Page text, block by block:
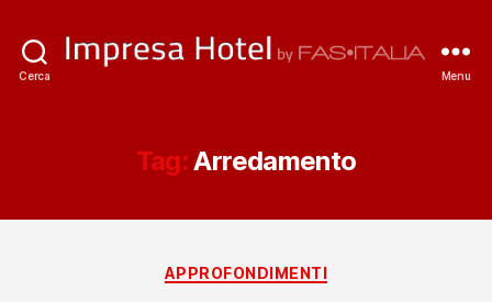
Cerca Menu
Tag:Arredamento
Categorie
APPROFONDIMENTI